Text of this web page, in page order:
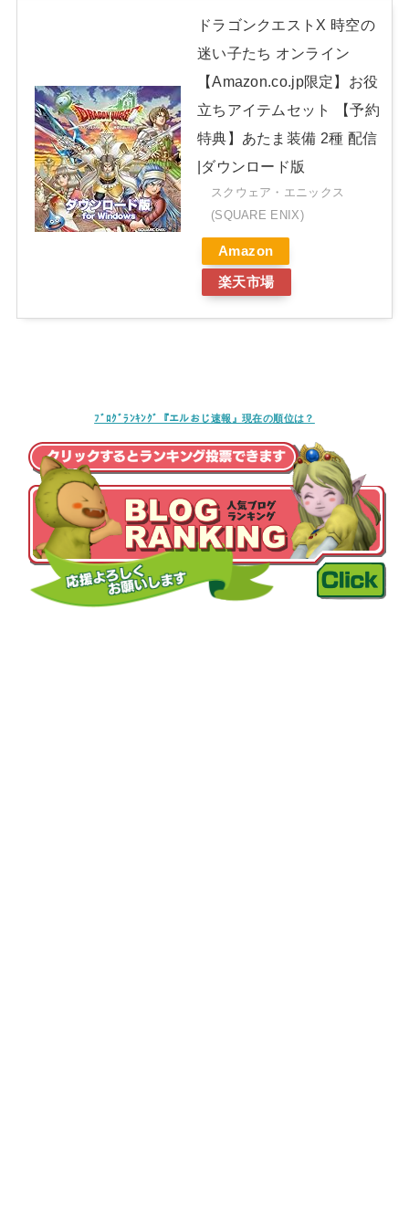
ドラゴンクエストX 時空の
迷い子たち オンライン
【Amazon.co.jp限定】お役
立ちアイテムセット 【予約
特典】あたま装備 2種 配信
|ダウンロード版
スクウェア・エニックス
(SQUARE ENIX)
Amazon
楽天市場
ﾌﾞﾛｸﾞﾗﾝｷﾝｸﾞ『エルおじ速報』現在の順位は？